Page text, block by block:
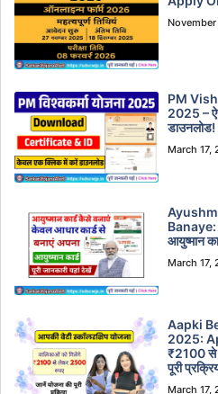
PM
2025 –
March 17,
Banaye:
आयुष्मान
March 17,
Aapki
2025:
₹2100 से
पूरी
March 17,